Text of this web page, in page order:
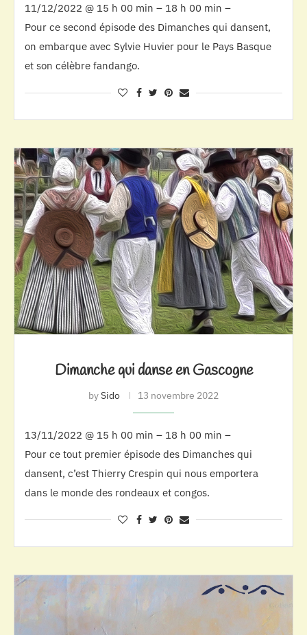
11/12/2022 @ 15 h 00 min – 18 h 00 min –
Pour ce second épisode des Dimanches qui dansent,
on embarque avec Sylvie Huvier pour le Pays Basque
et son célèbre fandango.
Dimanche qui danse en Gascogne
bySido 13 novembre 2022
13/11/2022 @ 15 h 00 min – 18 h 00 min –
Pour ce tout premier épisode des Dimanches qui
dansent, c’est Thierry Crespin qui nous emportera
dans le monde des rondeaux et congos.